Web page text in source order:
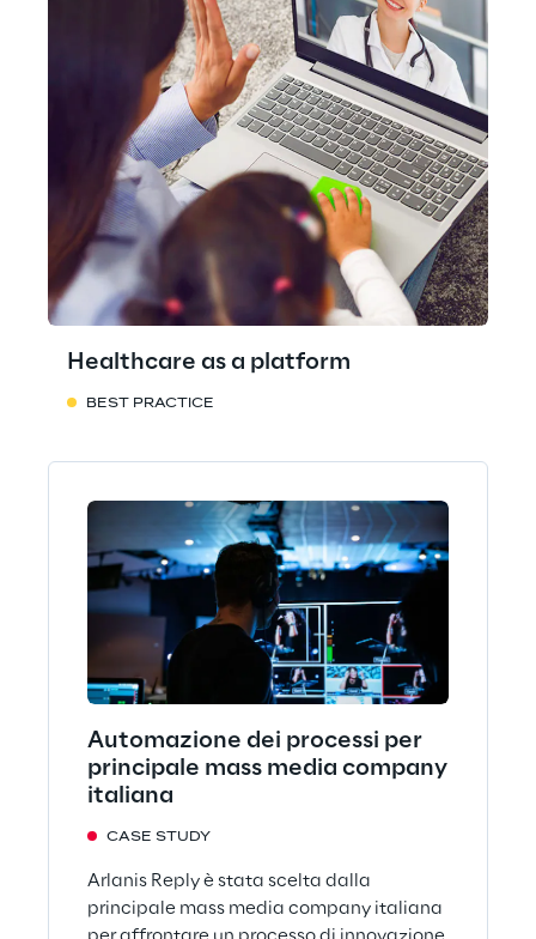
Healthcare as a platform
BEST PRACTICE
Automazione dei processi per
principale mass media company
italiana
CASE STUDY
Arlanis Reply è stata scelta dalla
principale mass media company italiana